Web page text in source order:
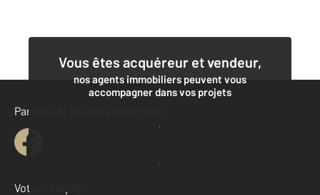
Vous êtes acquéreur et vendeur,
nos agents immobiliers peuvent vous
accompagner dans vos projets
Contacter l'agence
Demander une estimation
Parlons de vous, parlons biens
Votre compte :